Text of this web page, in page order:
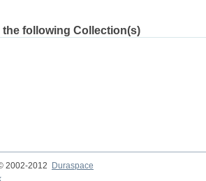
following Collection(s)
2002-2012
Duraspace